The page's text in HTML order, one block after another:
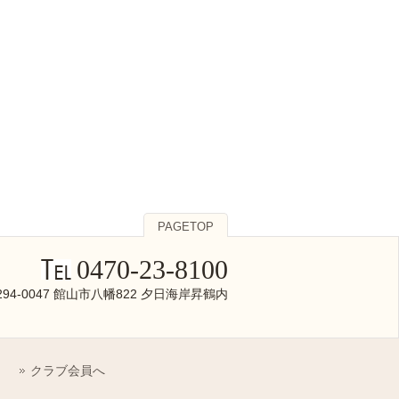
PAGETOP
0470-23-8100
0047 館山市八幡822 夕日海岸昇鶴内
クラブ会員へ